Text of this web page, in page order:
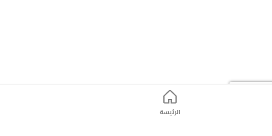
ولمعانًا.
الرئيسة